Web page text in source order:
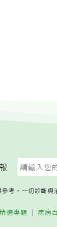
考，一切診斷與
精選專題 疾病